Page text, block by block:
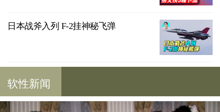
日本战斧入列 F-2挂神秘飞弹
软性新闻